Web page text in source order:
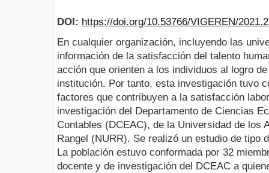
DOI: https://doi.org/10.53766/VIGEREN/
En cualquier organización, incluyendo las
información de la satisfacción del talento
acción que orienten a los individuos al logro
institución. Por tanto, esta investigación tuvo
factores que contribuyen a la satisfacción
investigación del Departamento de Ciencias
Contables (DCEAC), de la Universidad de los
Rangel (NURR). Se realizó un estudio de tipo
La población estuvo conformada por 32
docente y de investigación del DCEAC a